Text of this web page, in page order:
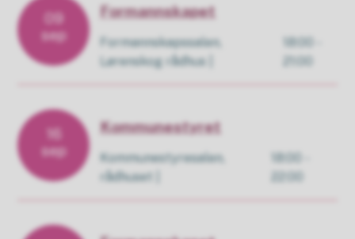
09
sep
Formannskapet
Formannskapssalen,
Lørenskog rådhus
18:00 -
21:00
16
sep
Kommunestyret
Kommunestyresalen,
rådhuset
18:00 -
22:00